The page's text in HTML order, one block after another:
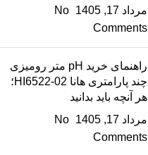
مرداد 17, 1405
No
Comments
راهنمای خرید pH متر رومیزی
چند پارامتری هانا HI6522-02؛
هر آنچه باید بدانید
مرداد 17, 1405
No
Comments